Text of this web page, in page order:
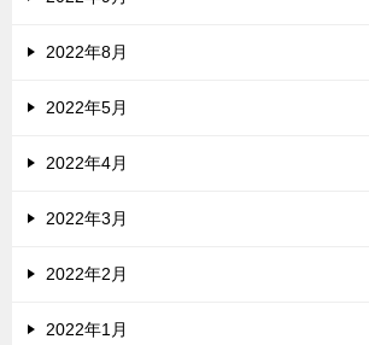
2022年8月
2022年5月
2022年4月
2022年3月
2022年2月
2022年1月